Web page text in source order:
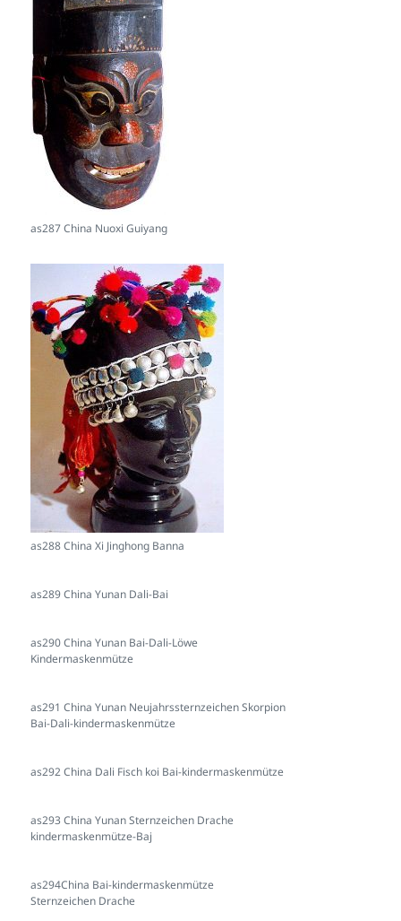
as287 China Nuoxi Guiyang
as288 China Xi Jinghong Banna
as289 China Yunan Dali-Bai
as290 China Yunan Bai-Dali-Löwe
Kindermaskenmütze
as291 China Yunan Neujahrssternzeichen Skorpion
Bai-Dali-kindermaskenmütze
as292 China Dali Fisch koi Bai-kindermaskenmütze
as293 China Yunan Sternzeichen Drache
kindermaskenmütze-Baj
as294China Bai-kindermaskenmütze
Sternzeichen Drache